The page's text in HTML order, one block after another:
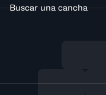
Buscar una cancha